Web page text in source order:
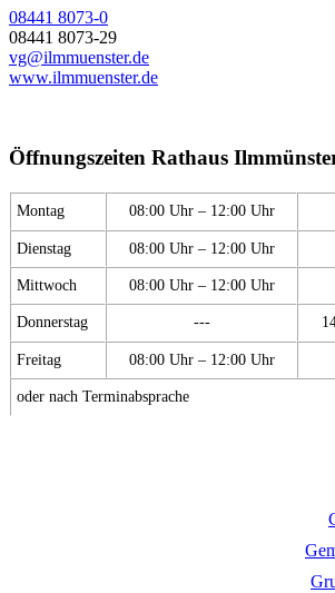
08441 8073-0
08441 8073-29
vg@ilmmuenster.de
www.ilmmuenster.de
Öffnungszeiten Rathaus
Montag 08:00 Uhr – 12:00 Uhr
Dienstag 08:00 Uhr – 12:00 Uhr
Mittwoch 08:00 Uhr – 12:00 Uhr
Donnerstag ---
Freitag 08:00 Uhr – 12:00 Uhr
oder nach Terminabsprache